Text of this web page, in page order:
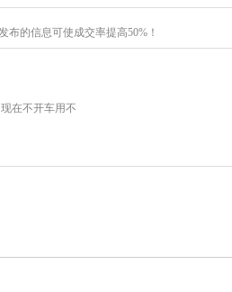
布的信息可使成交率提高50%！
在不开车用不